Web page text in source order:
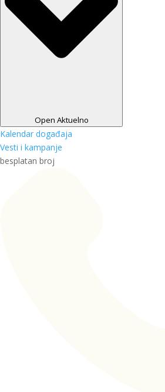
Open Aktuelno
Kalendar događaja
Vesti i kampanje
besplatan broj